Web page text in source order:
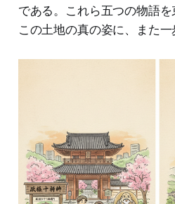
である。これら五つの物語
この土地の真の姿に、また一